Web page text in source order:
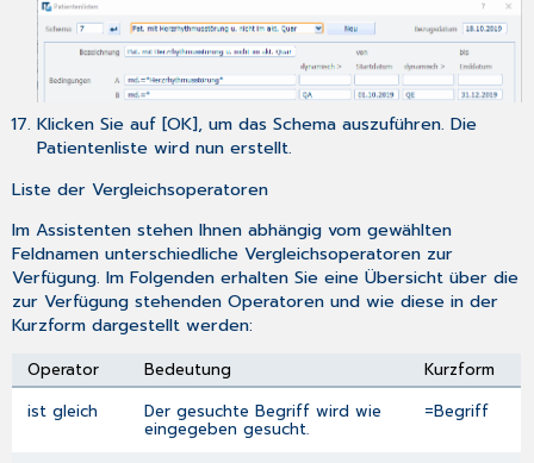
Klicken Sie auf [OK], um das Schema auszuführen. Die
Patientenliste wird nun erstellt.
Liste der Vergleichsoperatoren
Im Assistenten stehen Ihnen abhängig vom gewählten
Feldnamen unterschiedliche Vergleichsoperatoren zur
Verfügung. Im Folgenden erhalten Sie eine Übersicht über die
zur Verfügung stehenden Operatoren und wie diese in der
Kurzform dargestellt werden:
Operator Bedeutung
Kurzform
ist gleich
Der gesuchte Begriff wird wie
eingegeben gesucht.
=Begriff